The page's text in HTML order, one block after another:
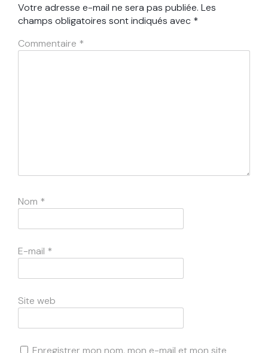
Votre adresse e-mail ne sera pas publiée. Les
champs obligatoires sont indiqués avec *
Commentaire *
Nom *
E-mail *
Site web
Enregistrer mon nom, mon e-mail et mon site